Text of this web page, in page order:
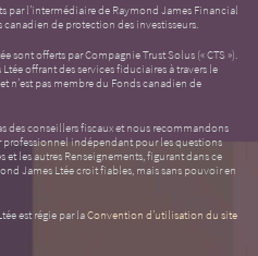
par l’intermédiaire de Raymond James Financial
de protection des investisseurs.
sont offerts par Compagnie Trust Solus (« CTS »).
offrant des services fiduciaires à travers le
n’est pas membre du Fonds canadien de
des conseillers fiscaux et nous recommandons
professionnel indépendant pour les questions
et les autres Renseignements, figurant dans ce
James Ltée croit fiables, mais sans pouvoir en
est régie par laConvention d’utilisation du site